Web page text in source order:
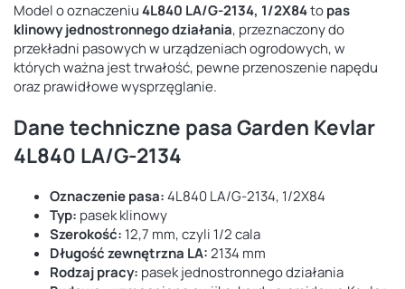
Model o oznaczeniu4L840 LA/G-2134, 1/2X84topas
klinowy jednostronnego działania, przeznaczony do
przekładni pasowych w urządzeniach ogrodowych, w
których ważna jest trwałość, pewne przenoszenie napędu
oraz prawidłowe wysprzęglanie.
Dane techniczne pasa Garden Kevlar
4L840 LA/G-2134
Oznaczenie pasa:4L840 LA/G-2134, 1/2X84
Typ: pasek klinowy
Szerokość: 12,7 mm, czyli 1/2 cala
Długość zewnętrzna LA:2134 mm
Rodzaj pracy: pasek jednostronnego działania